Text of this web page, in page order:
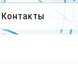
Контакты